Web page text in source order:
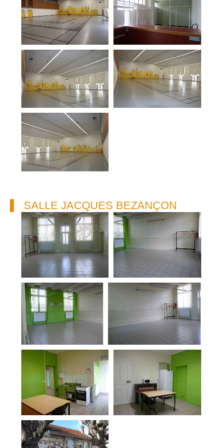
SALLE JACQUES BEZANÇON